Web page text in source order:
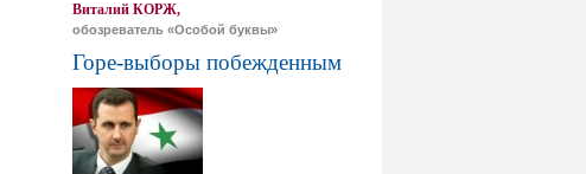
Виталий КОРЖ,
обозреватель «Особой буквы»
Горе-выборы побежденным